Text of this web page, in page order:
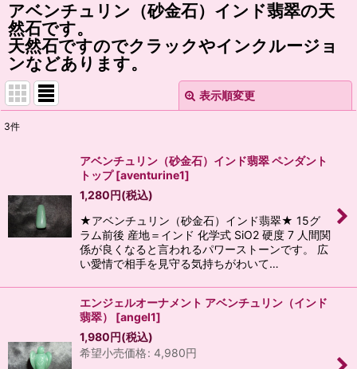
アベンチュリン（砂金石）インド翡翠の天
然石です。
天然石ですのでクラックやインクルージョ
ンなどあります。
表示順変更
絞り込む
3件
アベンチュリン（砂金石）インド翡翠 ペンダント
トップ [aventurine1]
1,280円(税込)
★アベンチュリン（砂金石）インド翡翠★ 15グ
ラム前後 産地＝インド 化学式 SiO2 硬度 7 人間関
係が良くなると言われるパワーストーンです。 広
い愛情で相手を見守る気持ちがわいて…
エンジェルオーナメント アベンチュリン（インド
翡翠）
[angel1]
1,980円(税込)
希望小売価格: 4,980円